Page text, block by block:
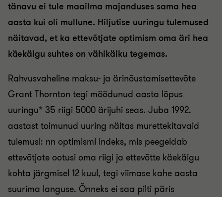
tänavu ei tule maailma majanduses sama hea
aasta kui oli mullune. Hiljutise uuringu tulemused
näitavad, et ka ettevõtjate optimism oma äri hea
käekäigu suhtes on vähikäiku tegemas.
Rahvusvaheline maksu- ja ärinõustamisettevõte
Grant Thornton tegi möödunud aasta lõpus
uuringu* 35 riigi 5000 ärijuhi seas. Juba 1992.
aastast toimunud uuring näitas murettekitavaid
tulemusi: nn optimismi indeks, mis peegeldab
ettevõtjate ootusi oma riigi ja ettevõtte käekäigu
kohta järgmisel 12 kuul, tegi viimase kahe aasta
suurima languse. Õnneks ei saa pilti päris